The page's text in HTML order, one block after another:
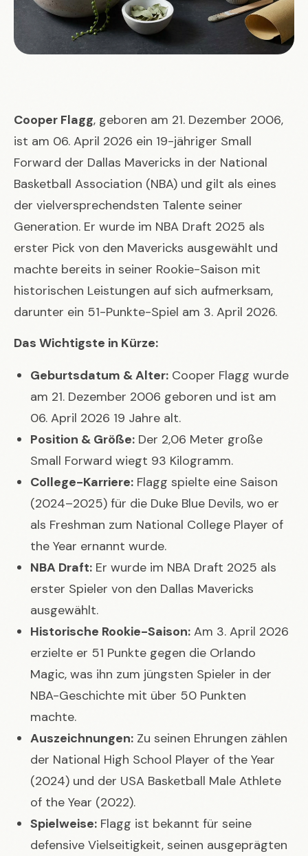
Cooper Flagg, geboren am 21. Dezember 2006,
ist am 06. April 2026 ein 19-jähriger Small
Forward der Dallas Mavericks in der National
Basketball Association (NBA) und gilt als eines
der vielversprechendsten Talente seiner
Generation. Er wurde im NBA Draft 2025 als
erster Pick von den Mavericks ausgewählt und
machte bereits in seiner Rookie-Saison mit
historischen Leistungen auf sich aufmerksam,
darunter ein 51-Punkte-Spiel am 3. April 2026.
Das Wichtigste in Kürze:
Geburtsdatum & Alter: Cooper Flagg wurde
am 21. Dezember 2006 geboren und ist am
06. April 2026 19 Jahre alt.
Position & Größe: Der 2,06 Meter große
Small Forward wiegt 93 Kilogramm.
College-Karriere: Flagg spielte eine Saison
(2024–2025) für die Duke Blue Devils, wo er
als Freshman zum National College Player of
the Year ernannt wurde.
NBA Draft: Er wurde im NBA Draft 2025 als
erster Spieler von den Dallas Mavericks
ausgewählt.
Historische Rookie-Saison: Am 3. April 2026
erzielte er 51 Punkte gegen die Orlando
Magic, was ihn zum jüngsten Spieler in der
NBA-Geschichte mit über 50 Punkten
machte.
Auszeichnungen: Zu seinen Ehrungen zählen
der National High School Player of the Year
(2024) und der USA Basketball Male Athlete
of the Year (2022).
Spielweise: Flagg ist bekannt für seine
defensive Vielseitigkeit, seinen ausgeprägten